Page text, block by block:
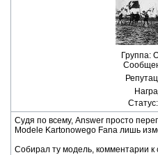
Группа:
Статус:
Судя по всему, Answer просто
Modele Kartonowego Fana лишь
Собирал ту модель, комментарии к